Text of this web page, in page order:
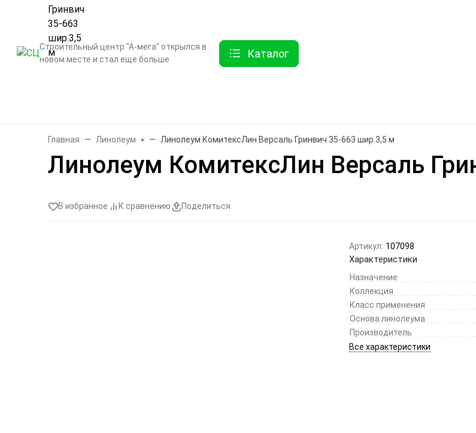
Строительный центр "А-мега" открылся в
новом месте и стал еще больше
Каталог
Главная Линолеум Линолеум КомитексЛин Версаль Гринвич 35-663 шир.3,5 м
Линолеум КомитексЛин Версаль
В избранное К сравнению Поделиться
Артикул: 107098
Характеристики
Назначение
Коллекция
Класс применения
Основа линолеума
Производитель
Все характеристики